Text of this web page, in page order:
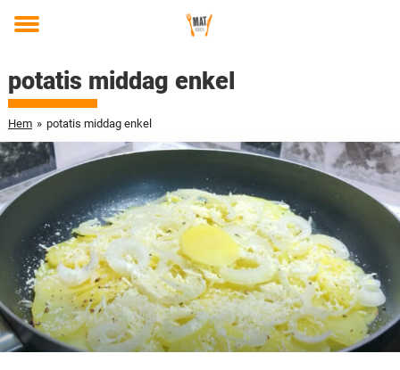
Toggle
potatis middag enkel
Hem » potatis middag enkel